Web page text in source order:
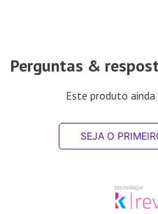
Perguntas &
Este produto
SEJA O